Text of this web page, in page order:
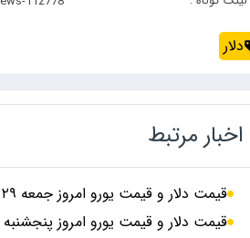
دلار
اخبار مرتبط
قیمت دلار و قیمت یورو امروز جمعه ۲۹ اسفند + جدول
قیمت دلار و قیمت یورو امروز پنجشنبه ۲۸ اسفند ۱۴۰۴ + جدول